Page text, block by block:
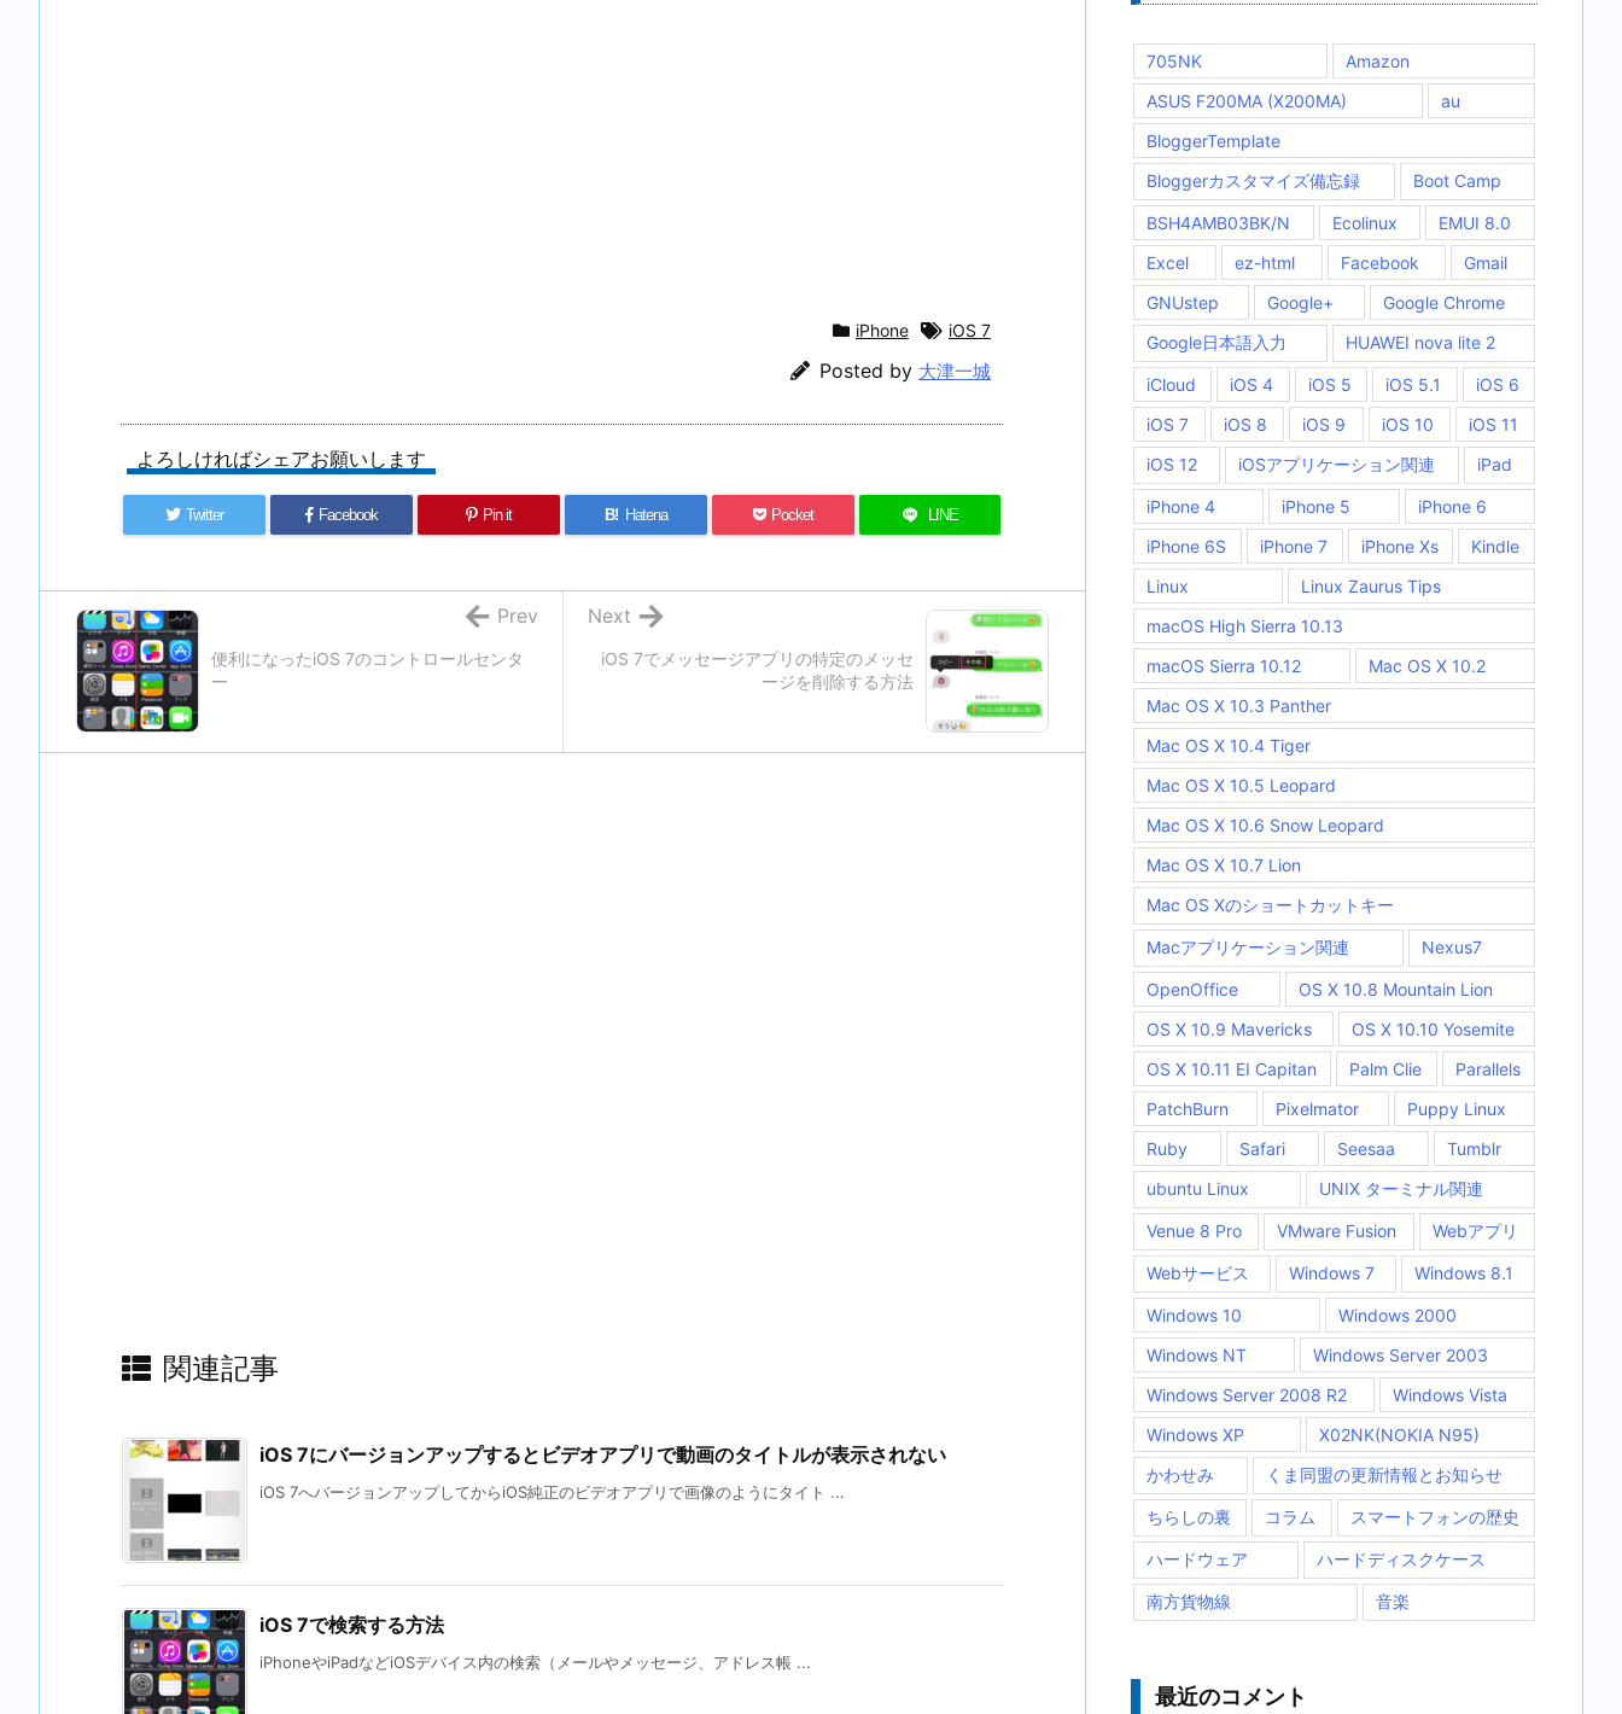
iPhone iOS 7
Posted by 大津一城
よろしければシェアお願いします
Twitter Facebook Pin it B! Hatena Pocket LINE
iOS 7でメッセージアプリの特定のメッセ
ージを削除する方法
Next
便利になったiOS 7のコントロールセンタ
ー
Prev
関連記事
iOS 7にバージョンアップするとビデオアプリで動画のタイトルが表示されない
iOS 7へバージョンアップしてからiOS純正のビデオアプリで画像のようにタイト ...
iOS 7で検索する方法
iPhoneやiPadなどiOSデバイス内の検索（メールやメッセージ、アドレス帳 ...
705NK
Amazon
ASUS F200MA (X200MA)
au
BloggerTemplate
Bloggerカスタマイズ備忘録
Boot Camp
BSH4AMB03BK/N Ecolinux
EMUI 8.0
Excel
ez-html Facebook
Gmail
GNUstep
Google+
Google Chrome
Google日本語入力
HUAWEI nova lite 2
iCloud iOS 4 iOS 5 iOS 5.1
iOS 6
iOS 7
iOS 8 iOS 9 iOS 10
iOS 11
iOS 12
iOSアプリケーション関連 iPad
iPhone 4 iPhone 5
iPhone 6
iPhone 6S
iPhone 7 iPhone Xs
Kindle
Linux
Linux Zaurus Tips
macOS High Sierra 10.13
macOS Sierra 10.12
Mac OS X 10.2
Mac OS X 10.3 Panther
Mac OS X 10.4 Tiger
Mac OS X 10.5 Leopard
Mac OS X 10.6 Snow Leopard
Mac OS X 10.7 Lion
Mac OS Xのショートカットキー
Macアプリケーション関連 Nexus7
OpenOffice
OS X 10.8 Mountain Lion
OS X 10.9 Mavericks
OS X 10.10 Yosemite
OS X 10.11 EI Capitan
Palm Clie
Parallels
PatchBurn
Pixelmator
Puppy Linux
Ruby
Safari Seesaa
Tumblr
ubuntu Linux
UNIX ターミナル関連
Venue 8 Pro VMware Fusion Webアプリ
Webサービス Windows 7 Windows 8.1
Windows 10
Windows 2000
Windows NT
Windows Server 2003
Windows Server 2008 R2
Windows Vista
Windows XP
X02NK(NOKIA N95)
かわせみ
くま同盟の更新情報とお知らせ
ちらしの裏 コラム スマートフォンの歴史
ハードウェア ハードディスクケース
南方貨物線 音楽
最近のコメント